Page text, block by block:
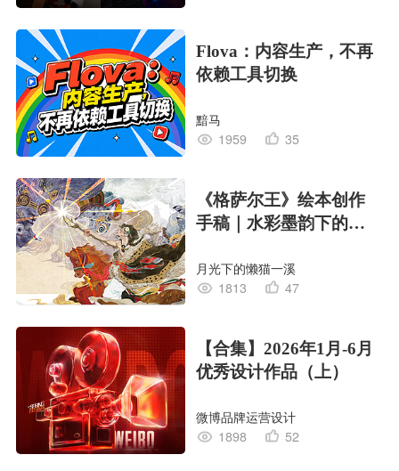
Flova：内容生产，不再
依赖工具切换
黯马
1959
35
《格萨尔王》绘本创作
手稿｜水彩墨韵下的史
月光下的懒猫一溪
1813
47
【合集】2026年1月-6月
优秀设计作品（上）
微博品牌运营设计
1898
52